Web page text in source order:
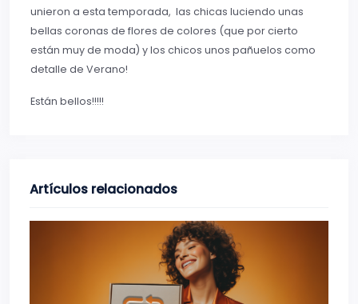
unieron a esta temporada, las chicas luciendo unas
bellas coronas de flores de colores (que por cierto
están muy de moda) y los chicos unos pañuelos como
detalle de Verano!
Están bellos!!!!!
Artículos relacionados